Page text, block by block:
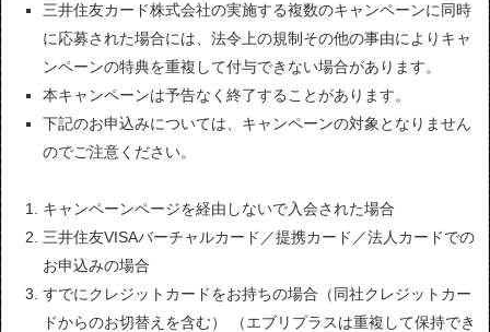
三井住友カード株式会社の実施する複数のキャンペーンに同時
に応募された場合には、法令上の規制その他の事由によりキャ
ンペーンの特典を重複して付与できない場合があります。
本キャンペーンは予告なく終了することがあります。
下記のお申込みについては、キャンペーンの対象となりません
のでご注意ください。
キャンペーンページを経由しないで入会された場合
三井住友VISAバーチャルカード／提携カード／法人カードでの
お申込みの場合
すでにクレジットカードをお持ちの場合（同社クレジットカー
ドからのお切替えを含む） （エブリプラスは重複して保持でき